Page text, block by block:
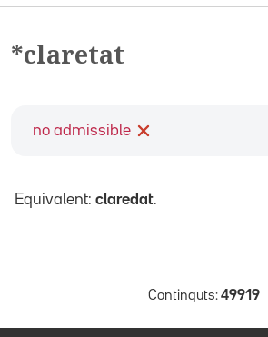
*claretat
no admissible
Equivalent: claredat.
Continguts: 49919